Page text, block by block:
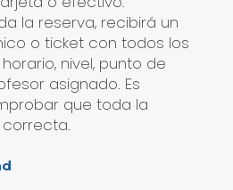
la reserva, recibirá un
o ticket con todos los
nivel, punto de
asignado. Es
que toda la